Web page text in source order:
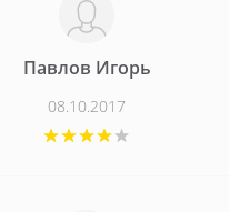
Павлов Игорь
08.10.2017